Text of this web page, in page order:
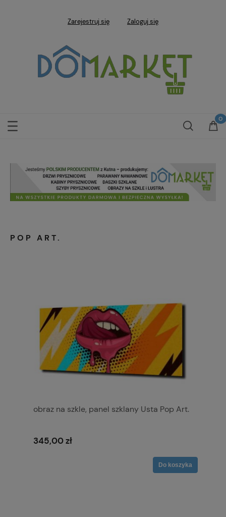
Zarejestruj się Zaloguj się
POP ART.
obraz na szkle, panel szklany Usta Pop Art.
345,00 zł
Do koszyka